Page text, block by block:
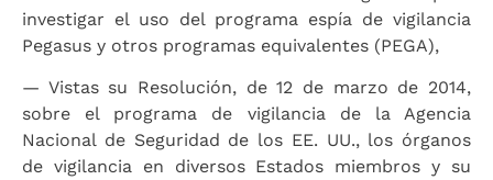
investigar el uso del programa espía de vigilancia
Pegasus y otros programas equivalentes (PEGA),
— Vistas su Resolución, de 12 de marzo de 2014,
sobre el programa de vigilancia de la Agencia
Nacional de Seguridad de los EE. UU., los órganos
de vigilancia en diversos Estados miembros y su